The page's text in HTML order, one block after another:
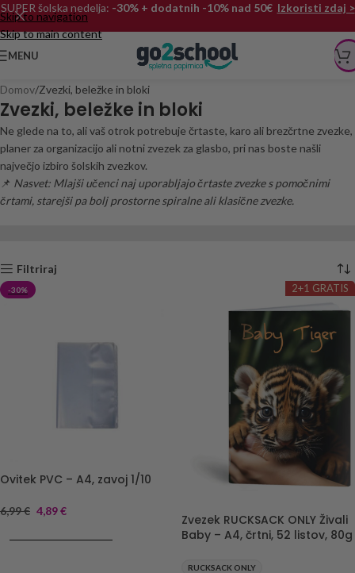
Skip to navigation
Skip to main content
SUPER šolska nedelja: -30% + dodatnih -10% nad 50€ Izkoristi zdaj >
MENU
Domov Zvezki, beležke in bloki
Zvezki, beležke in bloki
Ne glede na to, ali vaš otrok potrebuje črtaste, karo ali brezčrtne zvezke,
planer za organizacijo ali notni zvezek za glasbo, pri nas boste našli
največjo izbiro šolskih zvezkov.
📌 Nasvet: Mlajši učenci naj uporabljajo črtaste zvezke s pomočnimi
črtami, starejši pa bolj prostorne spiralne ali klasične zvezke.
Filtriraj
-30%
Ovitek PVC – A4, zavoj 1/10
6,99€ 4,89€
2+1 GRATIS
Zvezek RUCKSACK ONLY Živali
Baby – A4, črtni, 52 listov, 80g
RUCKSACK ONLY